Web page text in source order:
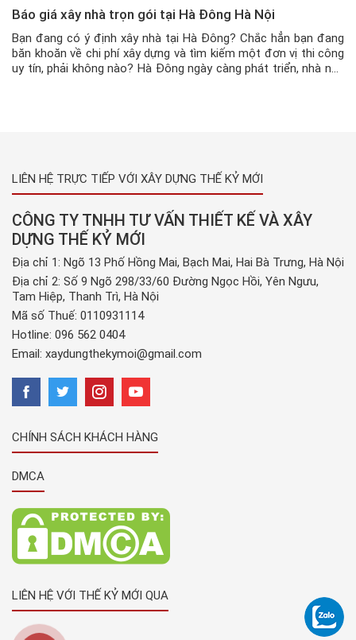
Báo giá xây nhà trọn gói tại Hà Đông Hà Nội
Bạn đang có ý định xây nhà tại Hà Đông? Chắc hẳn bạn đang
băn khoăn về chi phí xây dựng và tìm kiếm một đơn vị thi công
uy tín, phải không nào? Hà Đông ngày càng phát triển, nhà nhà
LIÊN HỆ TRỰC TIẾP VỚI XÂY DỰNG THẾ KỶ MỚI
CÔNG TY TNHH TƯ VẤN THIẾT KẾ VÀ XÂY
DỰNG THẾ KỶ MỚI
Địa chỉ 1: Ngõ 13 Phố Hồng Mai, Bạch Mai, Hai Bà Trưng, Hà Nội
Địa chỉ 2: Số 9 Ngõ 298/33/60 Đường Ngọc Hồi, Yên Ngưu,
Tam Hiệp, Thanh Trì, Hà Nội
Mã số Thuế: 0110931114
Hotline: 096 562 0404
Email: xaydungthekymoi@gmail.com
CHÍNH SÁCH KHÁCH HÀNG
DMCA
LIÊN HỆ VỚI THẾ KỶ MỚI QUA